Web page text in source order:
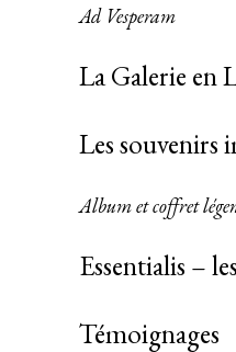
Ad Vesperam
La Galerie en
Les souvenirs
Album et coffret
Essentialis –
Témoignages